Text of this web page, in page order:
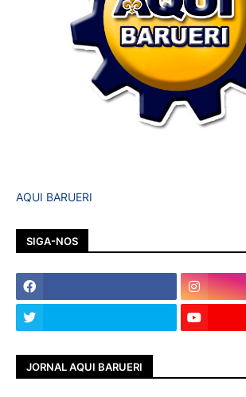
AQUI BARUERI
SIGA-NOS
JORNAL AQUI BARUERI